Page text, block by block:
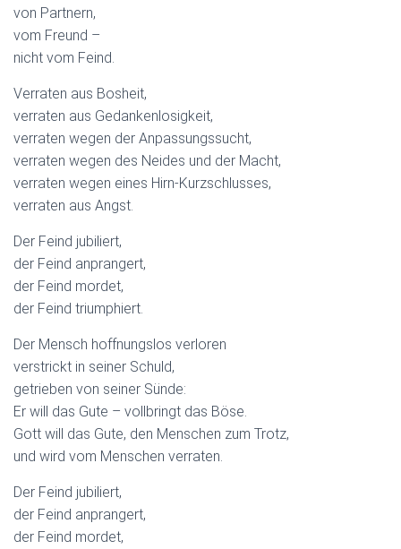
von Partnern,
vom Freund –
nicht vom Feind.
Verraten aus Bosheit,
verraten aus Gedankenlosigkeit,
verraten wegen der Anpassungssucht,
verraten wegen des Neides und der Macht,
verraten wegen eines Hirn-Kurzschlusses,
verraten aus Angst.
Der Feind jubiliert,
der Feind anprangert,
der Feind mordet,
der Feind triumphiert.
Der Mensch hoffnungslos verloren
verstrickt in seiner Schuld,
getrieben von seiner Sünde:
Er will das Gute – vollbringt das Böse.
Gott will das Gute, den Menschen zum Trotz,
und wird vom Menschen verraten.
Der Feind jubiliert,
der Feind anprangert,
der Feind mordet,